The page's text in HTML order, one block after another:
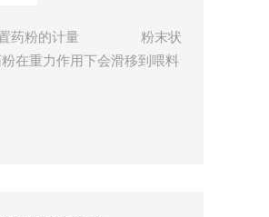
药装置药粉的计量 粉末状
在重力作用下会滑移到喂料
时，絮凝剂分子会变得很潮
证干粉料斗的密封外，我们